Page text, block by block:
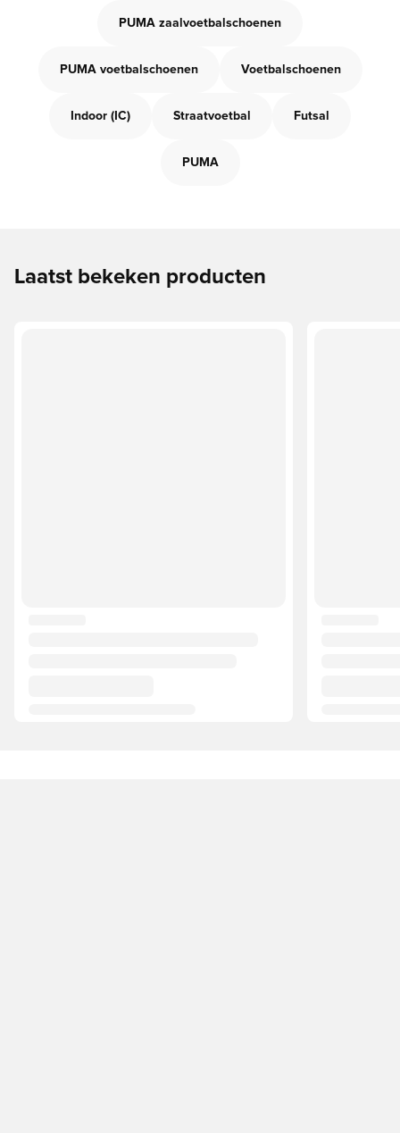
PUMA zaalvoetbalschoenen
PUMA voetbalschoenen Voetbalschoenen
Indoor (IC) Straatvoetbal Futsal
PUMA
Laatst bekeken producten